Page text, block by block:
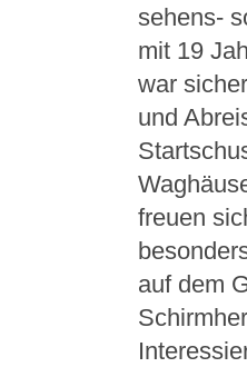
sehens-
mit 19
war
und
freuen
auf dem